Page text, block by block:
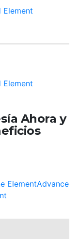
Element
Element
Ahora y
ElementAdvanced